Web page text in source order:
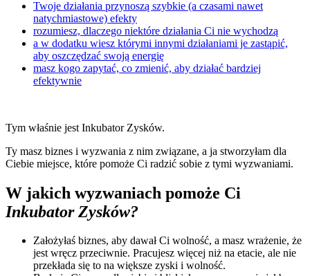
Twoje działania przynoszą szybkie (a czasami nawet
natychmiastowe) efekty
rozumiesz, dlaczego niektóre działania Ci nie wychodzą
a w dodatku wiesz którymi innymi działaniami je zastąpić,
aby oszczędzać swoją energię
masz kogo zapytać, co zmienić, aby działać bardziej
efektywnie
Tym właśnie jest Inkubator Zysków.
Ty masz biznes i wyzwania z nim związane, a ja stworzyłam dla
Ciebie miejsce, które pomoże Ci radzić sobie z tymi wyzwaniami.
W jakich wyzwaniach pomoże Ci
Inkubator Zysków?
Założyłaś biznes, aby dawał Ci wolność, a masz wrażenie, że
jest wręcz przeciwnie. Pracujesz więcej niż na etacie, ale nie
przekłada się to na większe zyski i wolność.